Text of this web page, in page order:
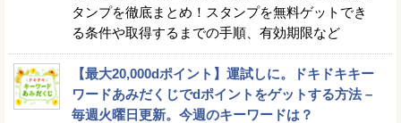
タンプを徹底まとめ！スタンプを無料ゲットでき
る条件や取得するまでの手順、有効期限など
【最大20,000dポイント】運試しに。ドキドキキー
ワードあみだくじでdポイントをゲットする方法 –
毎週火曜日更新。今週のキーワードは？